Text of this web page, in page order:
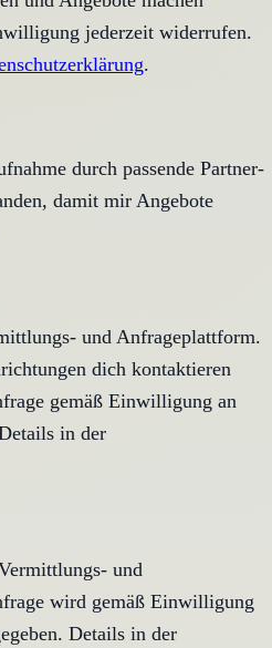
jederzeit widerrufen.
.
durch passende Partner-
damit mir Angebote
und Anfrageplattform.
dich kontaktieren
gemäß Einwilligung an
in der
und
wird gemäß Einwilligung
Details in der